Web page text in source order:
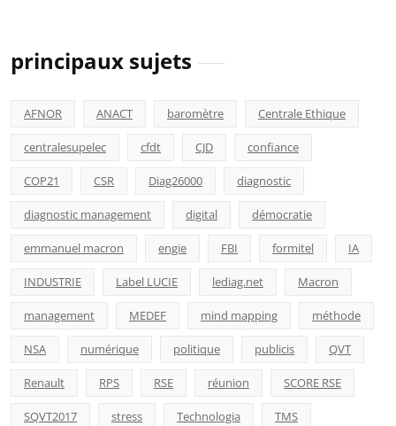
principaux sujets
AFNOR ANACT baromètre Centrale Ethique
centralesupelec cfdt CJD confiance
COP21 CSR Diag26000 diagnostic
diagnostic management digital démocratie
emmanuel macron engie FBI formitel IA
INDUSTRIE Label LUCIE lediag.net Macron
management MEDEF mind mapping méthode
NSA numérique politique publicis QVT
Renault RPS RSE réunion SCORE RSE
SQVT2017 stress Technologia TMS